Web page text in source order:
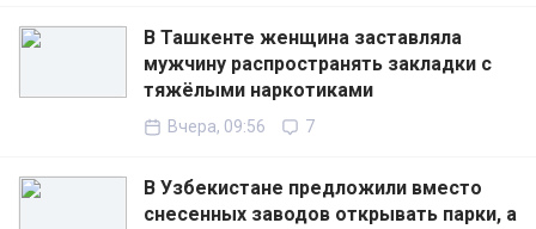
В Ташкенте женщина заставляла
мужчину распространять закладки с
тяжёлыми наркотиками
Вчера, 09:56 7
В Узбекистане предложили вместо
снесенных заводов открывать парки, а